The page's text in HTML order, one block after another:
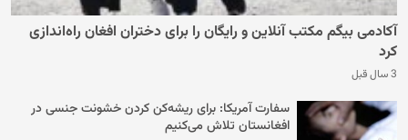
آکادمی بیگم مکتب آنلاین و رایگان را برای دختران افغان راه‌اندازی
کرد
3 سال قبل
سفارت آمریکا: برای ریشه‌کن کردن خشونت جنسی در
افغانستان تلاش می‌کنیم